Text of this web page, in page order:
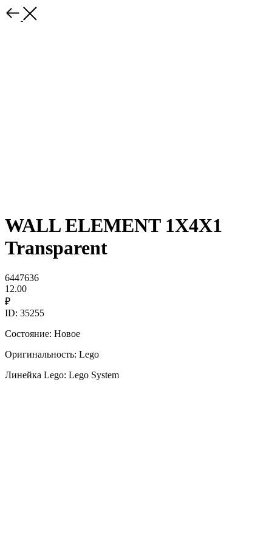
WALL ELEMENT 1X4X1
Transparent
6447636
12.00
₽
ID: 35255
Состояние: Новое
Оригинальность: Lego
Линейка Lego: Lego System